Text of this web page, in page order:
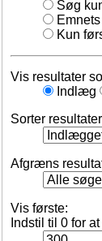
Søg
Kun
Vis resultater
Indlæg
Sorter
Afgræns
Vis første:
Indstil til 0 for